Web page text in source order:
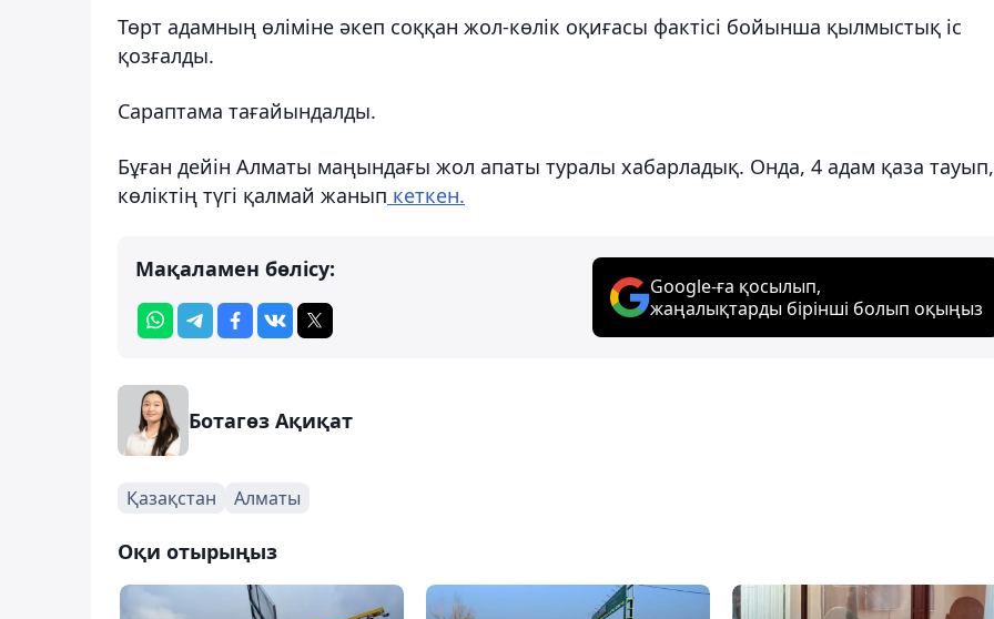
Төрт адамның өліміне әкеп соққан жол-көлік оқиғасы фактісі бойынша қылмыстық іс
қозғалды.
Сараптама тағайындалды.
Бұған дейін Алматы маңындағы жол апаты туралы хабарладық. Онда, 4 адам қаза тауып,
көліктің түгі қалмай жанып кеткен.
Мақаламен бөлісу:
Google-ға қосылып,
жаңалықтарды бірінші болып оқыңыз
Ботагөз Ақиқат
Қазақстан Алматы
Оқи отырыңыз